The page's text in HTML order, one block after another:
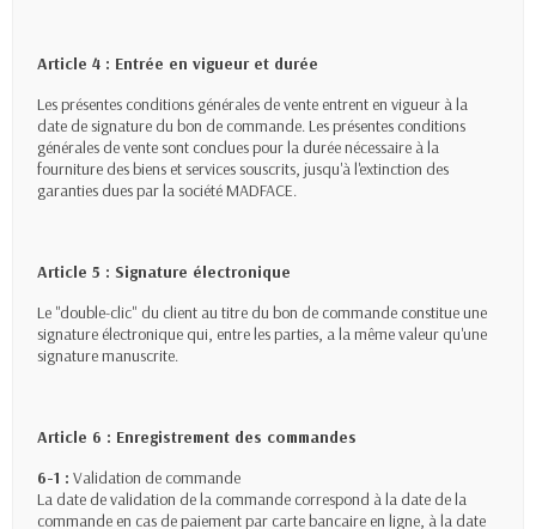
Article 4 : Entrée en vigueur et durée
Les présentes conditions générales de vente entrent en vigueur à la
date de signature du bon de commande. Les présentes conditions
générales de vente sont conclues pour la durée nécessaire à la
fourniture des biens et services souscrits, jusqu'à l'extinction des
garanties dues par la société MADFACE.
Article 5 : Signature électronique
Le "double-clic" du client au titre du bon de commande constitue une
signature électronique qui, entre les parties, a la même valeur qu'une
signature manuscrite.
Article 6 : Enregistrement des commandes
6-1 : Validation de commande
La date de validation de la commande correspond à la date de la
commande en cas de paiement par carte bancaire en ligne, à la date